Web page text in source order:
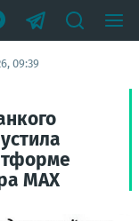
09:39
МАХ